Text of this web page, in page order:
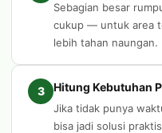
Sebagian besar
cukup — untuk area
lebih tahan naungan.
3 Hitung Kebutuhan
Jika tidak punya
bisa jadi solusi